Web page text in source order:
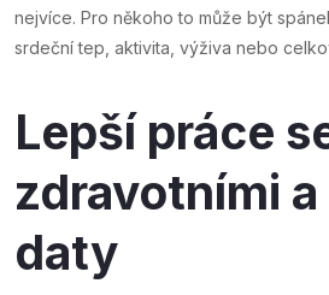
nejvíce. Pro někoho to může být
srdeční tep, aktivita, výživa nebo
Lepší práce
zdravotními
daty